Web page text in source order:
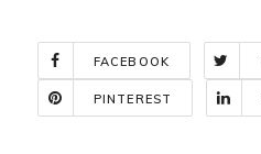
FACEBOOK
PINTEREST